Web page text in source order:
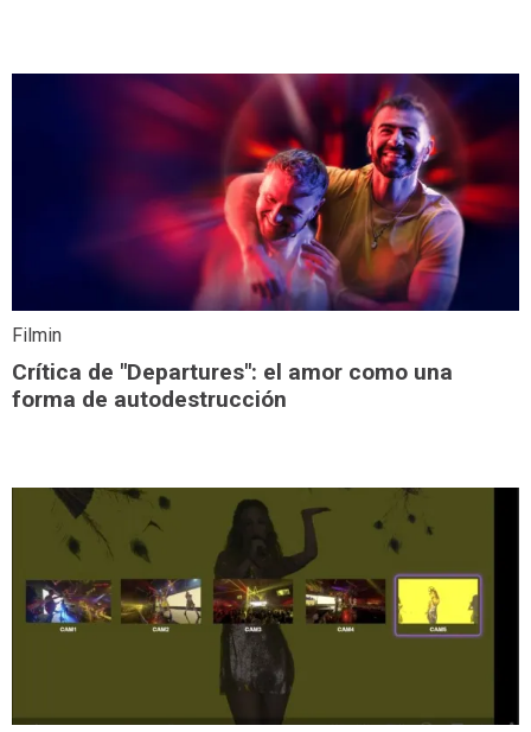
Filmin
Crítica de "Departures": el amor como una
forma de autodestrucción